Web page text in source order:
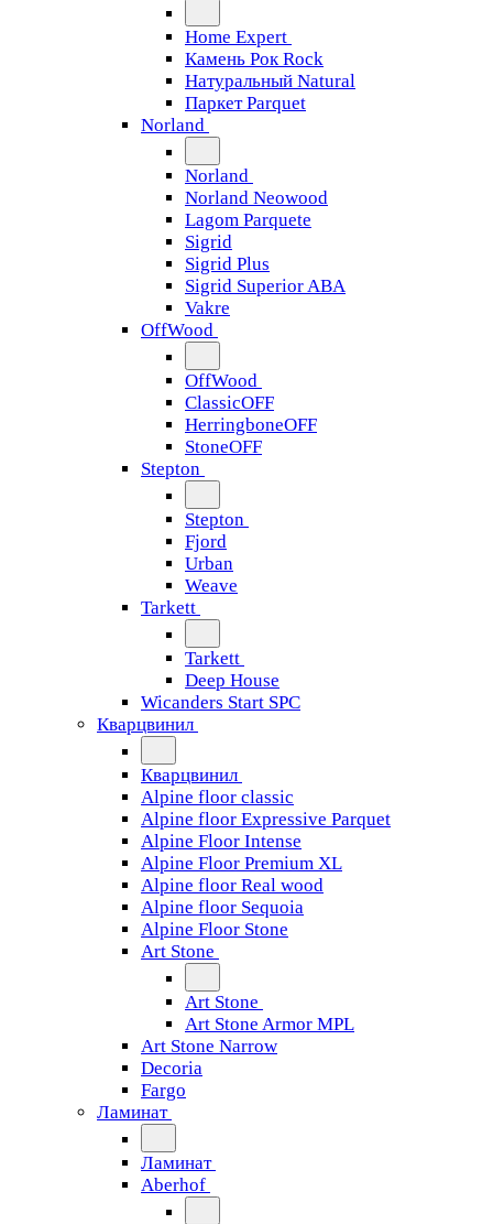
Home Expert
Камень Рок Rock
Натуральный Natural
Паркет Parquet
Norland
Norland
Norland Neowood
Lagom Parquete
Sigrid
Sigrid Plus
Sigrid Superior ABA
Vakre
OffWood
OffWood
ClassicOFF
HerringboneOFF
StoneOFF
Stepton
Stepton
Fjord
Urban
Weave
Tarkett
Tarkett
Deep House
Wicanders Start SPC
Кварцвинил
Кварцвинил
Alpine floor classic
Alpine floor Expressive Parquet
Alpine Floor Intense
Alpine Floor Premium XL
Alpine floor Real wood
Alpine floor Sequoia
Alpine Floor Stone
Art Stone
Art Stone
Art Stone Armor MPL
Art Stone Narrow
Decoria
Fargo
Ламинат
Ламинат
Aberhof